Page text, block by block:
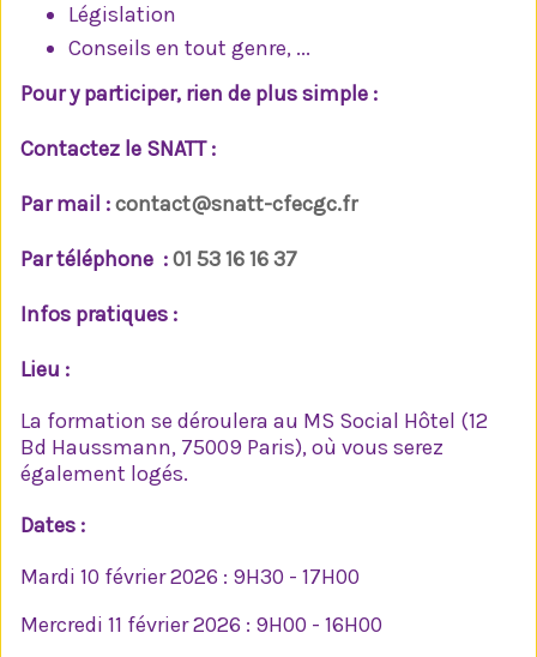
Législation
Conseils en tout genre, ...
Pour y participer, rien de plus simple :
Contactez le SNATT :
Par mail :contact@snatt-cfecgc.fr
Par téléphone :01 53 16 16 37
Infos pratiques :
Lieu :
La formation se déroulera au MS Social Hôtel (12
Bd Haussmann, 75009 Paris), où vous serez
également logés.
Dates :
Mardi 10 février 2026 : 9H30 - 17H00
Mercredi 11 février 2026 : 9H00 - 16H00